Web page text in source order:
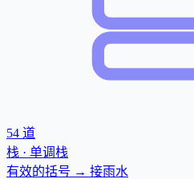
54 道
栈 · 单调栈
有效的括号 → 接雨水